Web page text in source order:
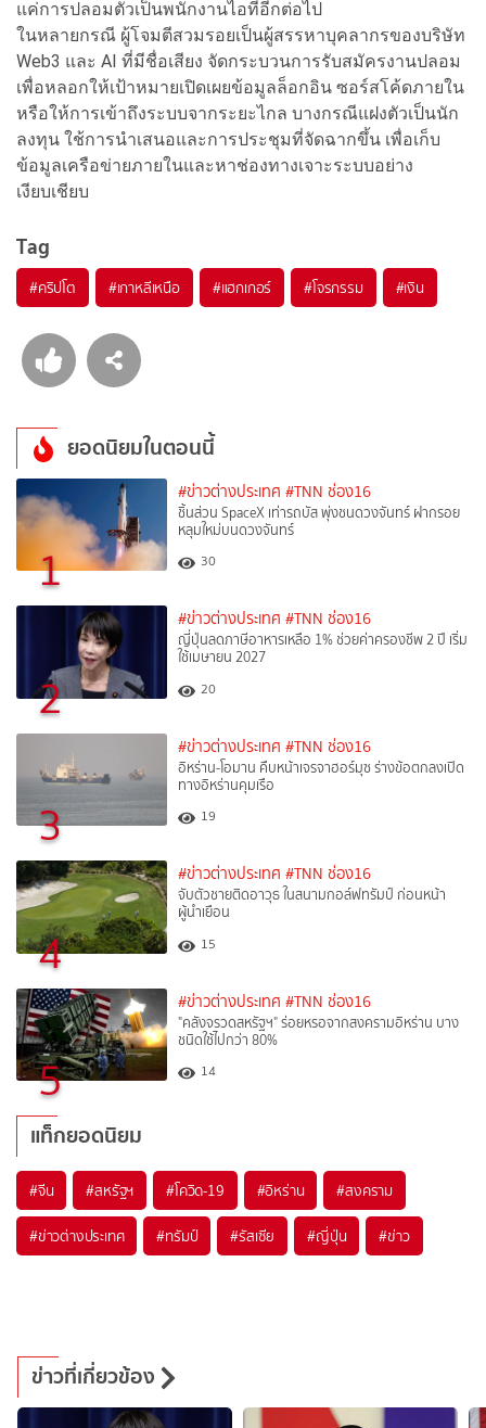
แค่การปลอมตัวเป็นพนักงานไอทีอีกต่อไป
ในหลายกรณี ผู้โจมตีสวมรอยเป็นผู้สรรหาบุคลากรของบริษัท
Web3 และ AI ที่มีชื่อเสียง จัดกระบวนการรับสมัครงานปลอม
เพื่อหลอกให้เป้าหมายเปิดเผยข้อมูลล็อกอิน ซอร์สโค้ดภายใน
หรือให้การเข้าถึงระบบจากระยะไกล บางกรณีแฝงตัวเป็นนัก
ลงทุน ใช้การนำเสนอและการประชุมที่จัดฉากขึ้น เพื่อเก็บ
ข้อมูลเครือข่ายภายในและหาช่องทางเจาะระบบอย่าง
เงียบเชียบ
Tag
#คริปโต #เกาหลีเหนือ #แฮกเกอร์ #โจรกรรม #เงิน
ยอดนิยมในตอนนี้
1
#ข่าวต่างประเทศ #TNN ช่อง16
ชิ้นส่วน SpaceX เท่ารถบัส พุ่งชนดวงจันทร์ ฝากรอย
หลุมใหม่บนดวงจันทร์
30
2
#ข่าวต่างประเทศ #TNN ช่อง16
ญี่ปุ่นลดภาษีอาหารเหลือ 1% ช่วยค่าครองชีพ 2 ปี เริ่ม
ใช้เมษายน 2027
20
3
#ข่าวต่างประเทศ #TNN ช่อง16
อิหร่าน-โอมาน คืบหน้าเจรจาฮอร์มุซ ร่างข้อตกลงเปิด
ทางอิหร่านคุมเรือ
19
4
#ข่าวต่างประเทศ #TNN ช่อง16
จับตัวชายติดอาวุธ ในสนามกอล์ฟทรัมป์ ก่อนหน้า
ผู้นำเยือน
15
5
#ข่าวต่างประเทศ #TNN ช่อง16
"คลังจรวดสหรัฐฯ" ร่อยหรอจากสงครามอิหร่าน บาง
ชนิดใช้ไปกว่า 80%
14
แท็กยอดนิยม
#จีน #สหรัฐฯ #โควิด-19 #อิหร่าน #สงคราม
#ข่าวต่างประเทศ #ทรัมป์ #รัสเซีย #ญี่ปุ่น #ข่าว
ข่าวที่เกี่ยวข้อง